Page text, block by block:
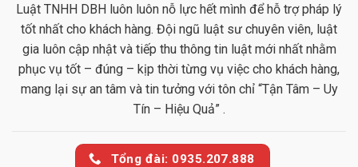
Luật TNHH DBH luôn luôn nỗ lực hết mình để hỗ trợ pháp lý
tốt nhất cho khách hàng. Đội ngũ luật sư chuyên viên, luật
gia luôn cập nhật và tiếp thu thông tin luật mới nhất nhằm
phục vụ tốt – đúng – kịp thời từng vụ việc cho khách hàng,
mang lại sự an tâm và tin tưởng với tôn chỉ “Tận Tâm – Uy
Tín – Hiệu Quả” .
Tổng đài: 0935.207.888